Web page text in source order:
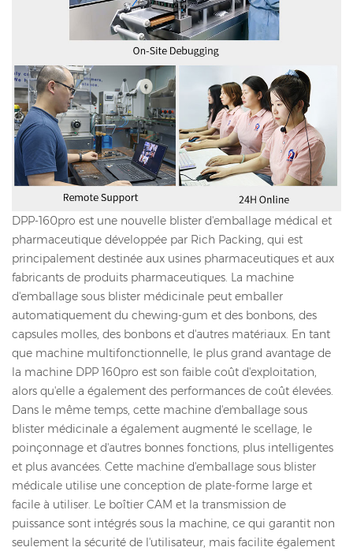
DPP-160pro est une nouvelle blister d'emballage médical et
pharmaceutique développée par Rich Packing, qui est
principalement destinée aux usines pharmaceutiques et aux
fabricants de produits pharmaceutiques. La machine
d'emballage sous blister médicinale peut emballer
automatiquement du chewing-gum et des bonbons, des
capsules molles, des bonbons et d'autres matériaux. En tant
que machine multifonctionnelle, le plus grand avantage de
la machine DPP 160pro est son faible coût d'exploitation,
alors qu'elle a également des performances de coût élevées.
Dans le même temps, cette machine d'emballage sous
blister médicinale a également augmenté le scellage, le
poinçonnage et d'autres bonnes fonctions, plus intelligentes
et plus avancées. Cette machine d'emballage sous blister
médicale utilise une conception de plate-forme large et
facile à utiliser. Le boîtier CAM et la transmission de
puissance sont intégrés sous la machine, ce qui garantit non
seulement la sécurité de l'utilisateur, mais facilite également